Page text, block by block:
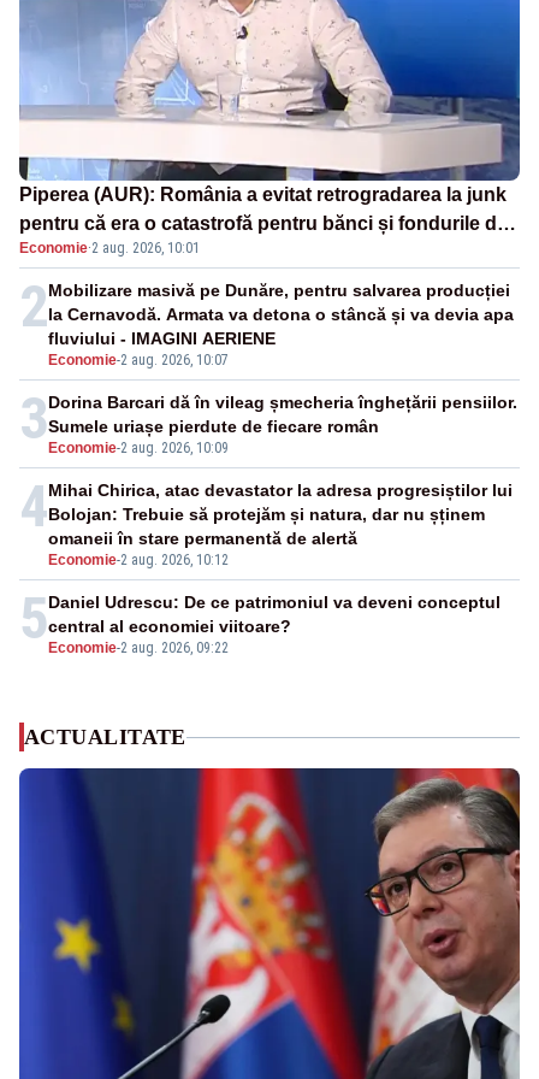
Piperea (AUR): România a evitat retrogradarea la junk
pentru că era o catastrofă pentru bănci și fondurile de
pensii
Economie·2 aug. 2026, 10:01
2
Economie-2 aug. 2026, 10:07
Mobilizare masivă pe Dunăre, pentru salvarea producției
la Cernavodă. Armata va detona o stâncă și va devia apa
fluviului - IMAGINI AERIENE
3 Economie-2 aug. 2026, 10:09
Dorina Barcari dă în vileag șmecheria înghețării pensiilor.
Sumele uriașe pierdute de fiecare român
4
Economie-2 aug. 2026, 10:12
Mihai Chirica, atac devastator la adresa progresiștilor lui
Bolojan: Trebuie să protejăm și natura, dar nu șținem
omaneii în stare permanentă de alertă
5 Economie-2 aug. 2026, 09:22
Daniel Udrescu: De ce patrimoniul va deveni conceptul
central al economiei viitoare?
ACTUALITATE